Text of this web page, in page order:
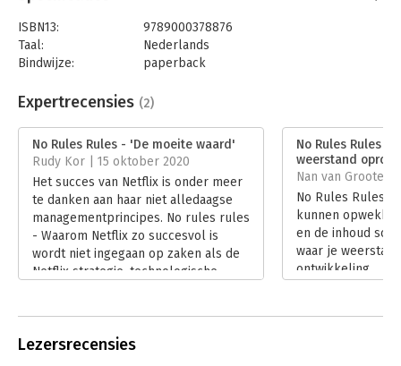
vertelde verhalen uit Hastings’ carrière tonen ze zowel de
positieve als de negatieve kanten ervan. Het levert
inspirerende lessen op die voor elke onderneming van enorme
ISBN13:
9789000378876
Taal:
Nederlands
Bindwijze:
paperback
Uitgever:
Unieboek | Het Spectrum
Verschijningsdatum:
3-6-2021
Hoofdrubriek: Leiderschap
Expertrecensies (2)
No Rules Rules - 'De moeite waard'
Rudy Kor | 15 oktober 2020
Het succes van Netflix is onder meer
te danken aan haar niet alledaagse
managementprincipes. No rules rules
- Waarom Netflix zo succesvol is
wordt niet ingegaan op zaken als de
Netflix strategie, technologische
Lees verder
No Rules Rules -
weerstand
Nan van Grootel
No Rules Rules
kunnen
en de inhoud
waar je
ontwikkeling.
Lezersrecensies